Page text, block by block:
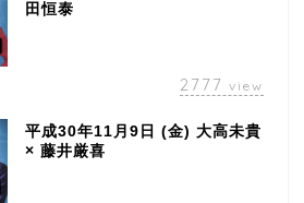
田恒泰
2777 view
平成30年11月9日 (金) 大高未貴
× 藤井厳喜